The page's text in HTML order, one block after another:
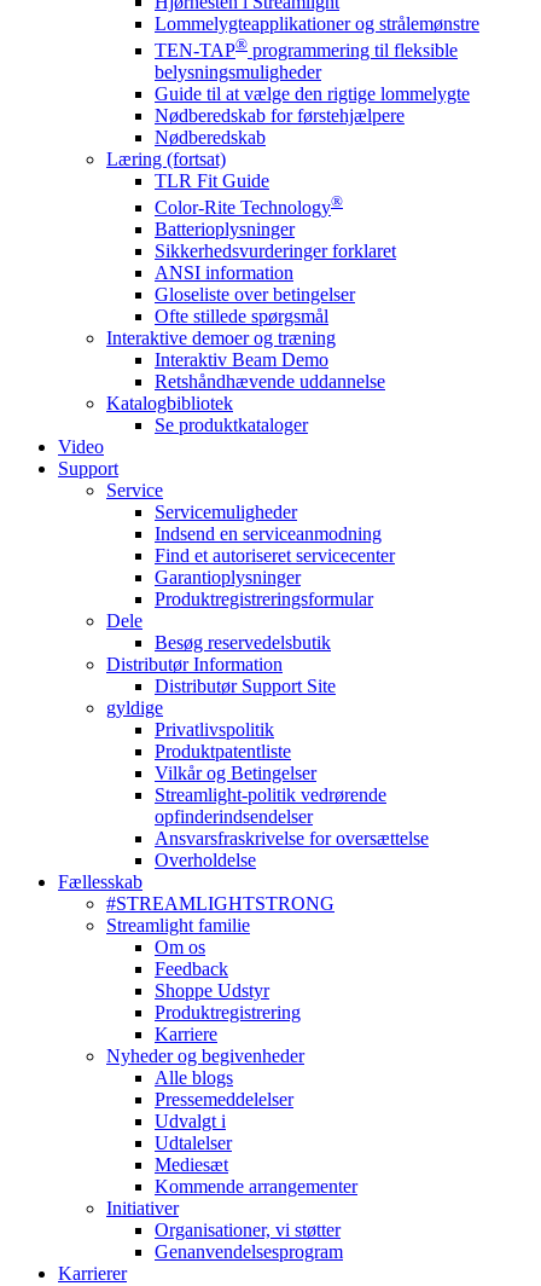
Lommelygteapplikationer og strålemønstre
TEN-TAP® programmering til fleksible
belysningsmuligheder
Guide til at vælge den rigtige lommelygte
Nødberedskab for førstehjælpere
Nødberedskab
Læring (fortsat)
TLR Fit Guide
Color-Rite Technology®
Batterioplysninger
Sikkerhedsvurderinger forklaret
ANSI information
Gloseliste over betingelser
Ofte stillede spørgsmål
Interaktive demoer og træning
Interaktiv Beam Demo
Retshåndhævende uddannelse
Katalogbibliotek
Se produktkataloger
Video
Support
Service
Servicemuligheder
Indsend en serviceanmodning
Find et autoriseret servicecenter
Garantioplysninger
Produktregistreringsformular
Dele
Besøg reservedelsbutik
Distributør Information
Distributør Support Site
gyldige
Privatlivspolitik
Produktpatentliste
Vilkår og Betingelser
Streamlight-politik vedrørende
opfinderindsendelser
Ansvarsfraskrivelse for oversættelse
Overholdelse
Fællesskab
#STREAMLIGHTSTRONG
Streamlight familie
Om os
Feedback
Shoppe Udstyr
Produktregistrering
Karriere
Nyheder og begivenheder
Alle blogs
Pressemeddelelser
Udvalgt i
Udtalelser
Mediesæt
Kommende arrangementer
Initiativer
Organisationer, vi støtter
Genanvendelsesprogram
Karrierer